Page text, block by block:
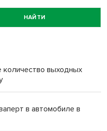
НАЙТИ
количество выходных
в автомобиле в